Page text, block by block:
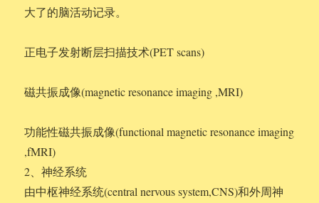
大了的脑活动记录。
正电子发射断层扫描技术(PET scans)
磁共振成像(magnetic resonance imaging ,MRI)
功能性磁共振成像(functional magnetic resonance imaging
,fMRI)
2、神经系统
由中枢神经系统(central nervous system,CNS)和外周神